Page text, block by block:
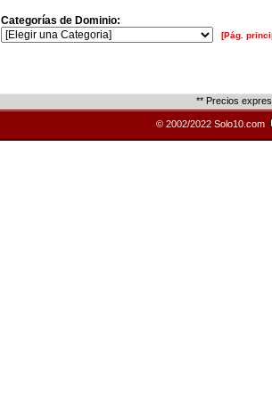
Categorías de Dominio:
[Pág.
** Precios
© 2002/2022 Solo10.com